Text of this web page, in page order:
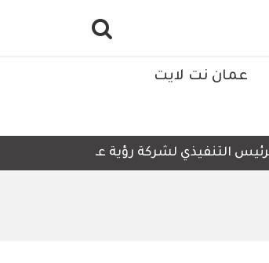
عمان نت لايت
التنفيذي لشركة رؤية عمّان للمعالجة